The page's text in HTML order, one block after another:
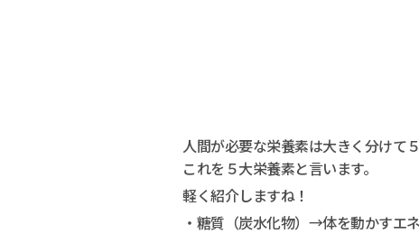
人間が必要な栄養素は大きく分けて
これを５大栄養素と言います。
軽く紹介しますね！
・糖質（炭水化物）→体を動かすエ